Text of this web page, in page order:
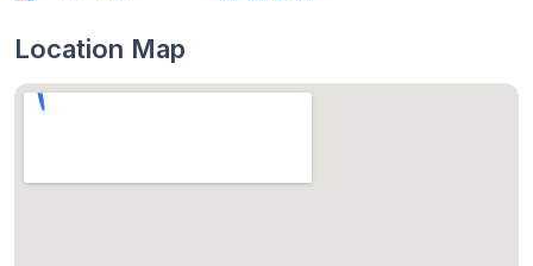
Location Map